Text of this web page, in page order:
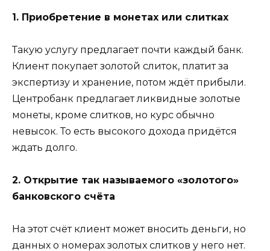
1. Приобретение в монетах или слитках
Такую услугу предлагает почти каждый банк.
Клиент покупает золотой слиток, платит за
экспертизу и хранение, потом ждёт прибыли.
Центробанк предлагает ликвидные золотые
монеты, кроме слитков, но курс обычно
невысок. То есть высокого дохода придётся
ждать долго.
2. Открытие так называемого «золотого»
банковского счёта
На этот счёт клиент может вносить деньги, но
данных о номерах золотых слитков у него нет.